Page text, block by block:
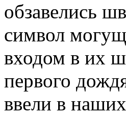
обзавелись
символ
входом в их
первого
ввели в